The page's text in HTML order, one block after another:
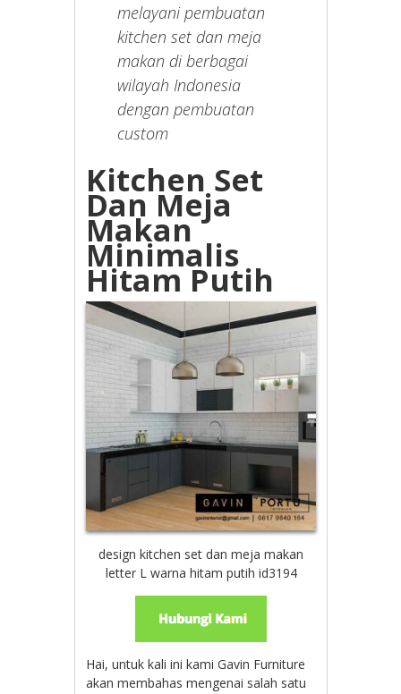
melayani pembuatan
kitchen set dan meja
makan di berbagai
wilayah Indonesia
dengan pembuatan
custom
Kitchen Set
Dan Meja
Makan
Minimalis
Hitam Putih
design kitchen set dan meja makan
letter L warna hitam putih id3194
Hai, untuk kali ini kami Gavin Furniture
akan membahas mengenai salah satu